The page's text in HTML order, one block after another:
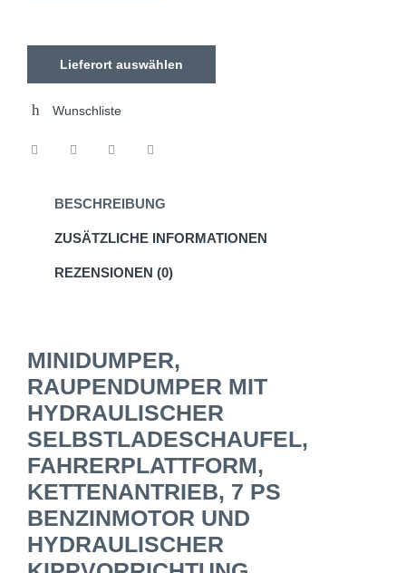
Lieferort auswählen
Wunschliste
BESCHREIBUNG
ZUSÄTZLICHE INFORMATIONEN
REZENSIONEN (0)
MINIDUMPER,
RAUPENDUMPER MIT
HYDRAULISCHER
SELBSTLADESCHAUFEL,
FAHRERPLATTFORM,
KETTENANTRIEB, 7 PS
BENZINMOTOR UND
HYDRAULISCHER